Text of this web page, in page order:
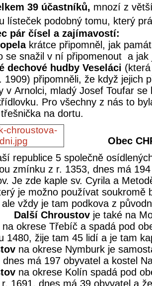
39 účastníků, mnozí z
lísteček podobný tomu, který
pár čísel a zajímavostí:
krátce připomněl, jak
se snažil v ní připomenout a jak
dechové hudby Veseláci
1909) připomněli, že když jejich
v Arnolci, mladý Josef Toufar
Pro všechny z nás to
na dortu.
Obec
republice 5 společně
zmínku z r. 1353, dnes má
Je zde kaple sv. Cyrila a
je možno používat soukromě
vždy je tam podkova z
Další Chroustovje také na
na okrese Třebíč a spadá pod
1480, žije tam 45 lidí a je tam
na okrese Nymburk je
dnes má 197 obyvatel a kostel
na okrese Kolín spadá pod
1691, dnes má 39 obyvatel a